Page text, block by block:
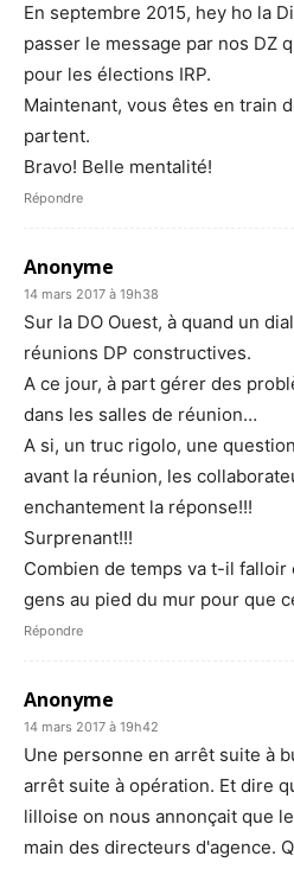
En septembre 2015, hey ho la
passer le message par nos DZ
pour les élections IRP.
Maintenant, vous êtes en train
partent.
Bravo! Belle mentalité!
Répondre
Anonyme
14 mars 2017 à 19h38
Sur la DO Ouest, à quand un
réunions DP constructives.
A ce jour, à part gérer des
dans les salles de réunion…
A si, un truc rigolo, une
avant la réunion, les
enchantement la réponse!!!
Surprenant!!!
Combien de temps va t-il
gens au pied du mur pour que
Répondre
Anonyme
14 mars 2017 à 19h42
Une personne en arrêt suite à
arrêt suite à opération. Et dire
lilloise on nous annonçait que
main des directeurs d'agence.